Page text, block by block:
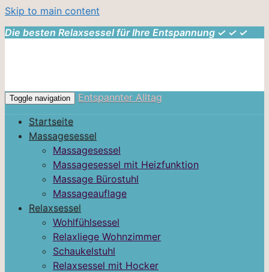
Skip to main content
Die besten Relaxsessel für Ihre Entspannung ✓ ✓ ✓
Toggle navigation
Entspannter Alltag
Startseite
Massagesessel
Massagesessel
Massagesessel mit Heizfunktion
Massage Bürostuhl
Massageauflage
Relaxsessel
Wohlfühlsessel
Relaxliege Wohnzimmer
Schaukelstuhl
Relaxsessel mit Hocker